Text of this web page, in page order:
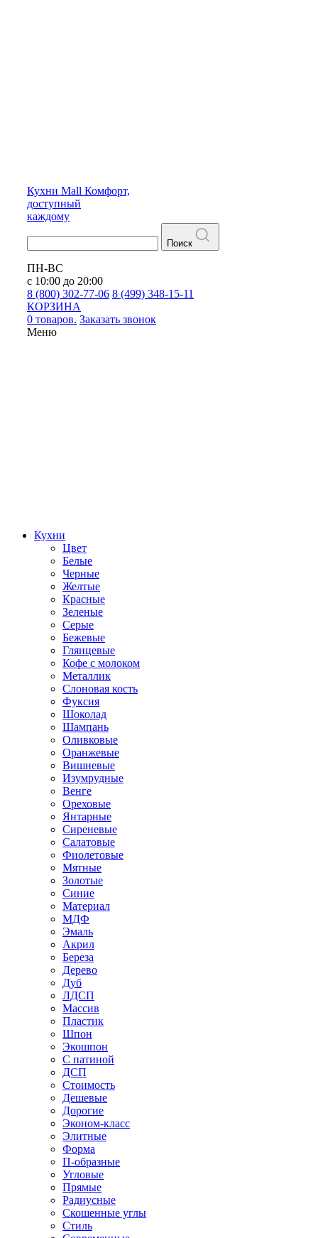
Кухни Mall Комфорт,
доступный
каждому
Поиск
ПН-ВС
с 10:00 до 20:00
8 (800) 302-77-06 8 (499) 348-15-11
КОРЗИНА
0 товаров. Заказать звонок
Меню
Кухни
Цвет
Белые
Черные
Желтые
Красные
Зеленые
Серые
Бежевые
Глянцевые
Кофе с молоком
Металлик
Слоновая кость
Фуксия
Шоколад
Шампань
Оливковые
Оранжевые
Вишневые
Изумрудные
Венге
Ореховые
Янтарные
Сиреневые
Салатовые
Фиолетовые
Мятные
Золотые
Синие
Материал
МДФ
Эмаль
Акрил
Береза
Дерево
Дуб
ЛДСП
Массив
Пластик
Шпон
Экошпон
С патиной
ДСП
Стоимость
Дешевые
Дорогие
Эконом-класс
Элитные
Форма
П-образные
Угловые
Прямые
Радиусные
Скошенные углы
Стиль